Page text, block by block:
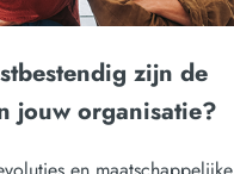
zijn de
jouw organisatie?